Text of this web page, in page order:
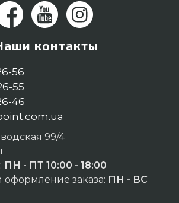
контакты
56
55
46
99/4
ПН - ПТ 10:00 - 18:00
оформление заказа: ПН - ВС